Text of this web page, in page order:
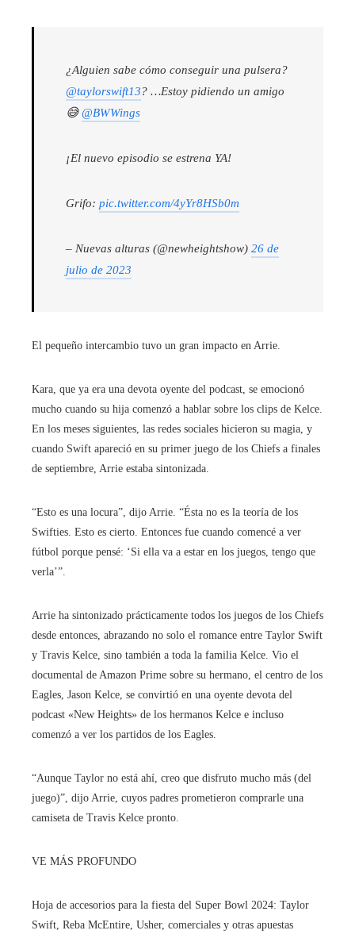
¿Alguien sabe cómo conseguir una pulsera?
@taylorswift13? …Estoy pidiendo un amigo
😅 @BWWings
¡El nuevo episodio se estrena YA!
Grifo: pic.twitter.com/4yYr8HSb0m
– Nuevas alturas (@newheightshow) 26 de
julio de 2023
El pequeño intercambio tuvo un gran impacto en Arrie.
Kara, que ya era una devota oyente del podcast, se emocionó
mucho cuando su hija comenzó a hablar sobre los clips de Kelce.
En los meses siguientes, las redes sociales hicieron su magia, y
cuando Swift apareció en su primer juego de los Chiefs a finales
de septiembre, Arrie estaba sintonizada.
“Esto es una locura”, dijo Arrie. “Ésta no es la teoría de los
Swifties. Esto es cierto. Entonces fue cuando comencé a ver
fútbol porque pensé: ‘Si ella va a estar en los juegos, tengo que
verla’”.
Arrie ha sintonizado prácticamente todos los juegos de los Chiefs
desde entonces, abrazando no solo el romance entre Taylor Swift
y Travis Kelce, sino también a toda la familia Kelce. Vio el
documental de Amazon Prime sobre su hermano, el centro de los
Eagles, Jason Kelce, se convirtió en una oyente devota del
podcast «New Heights» de los hermanos Kelce e incluso
comenzó a ver los partidos de los Eagles.
“Aunque Taylor no está ahí, creo que disfruto mucho más (del
juego)”, dijo Arrie, cuyos padres prometieron comprarle una
camiseta de Travis Kelce pronto.
VE MÁS PROFUNDO
Hoja de accesorios para la fiesta del Super Bowl 2024: Taylor
Swift, Reba McEntire, Usher, comerciales y otras apuestas